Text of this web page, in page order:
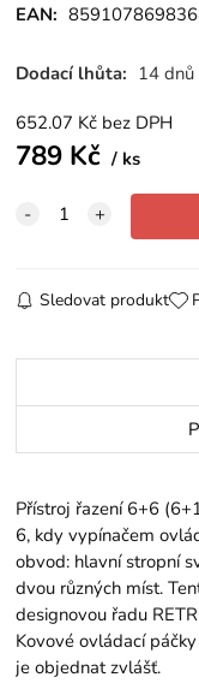
EAN:
Dodací lhůta: 14 dnů
652.07 Kč bez DPH
789 Kč ks
Sledovat produkt
Přístroj řazení 6+6
6, kdy vypínačem
obvod: hlavní stropní
dvou různých míst.
designovou řadu
Kovové ovládací
je objednat zvlášť.